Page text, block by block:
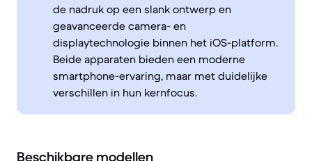
de nadruk op een slank ontwerp en
geavanceerde camera- en
displaytechnologie binnen het iOS-platform.
Beide apparaten bieden een moderne
smartphone-ervaring, maar met duidelijke
verschillen in hun kernfocus.
Beschikbare modellen